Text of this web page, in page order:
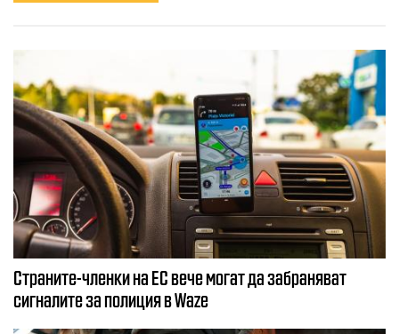
Страните-членки на ЕС вече могат да забраняват
сигналите за полиция в Waze